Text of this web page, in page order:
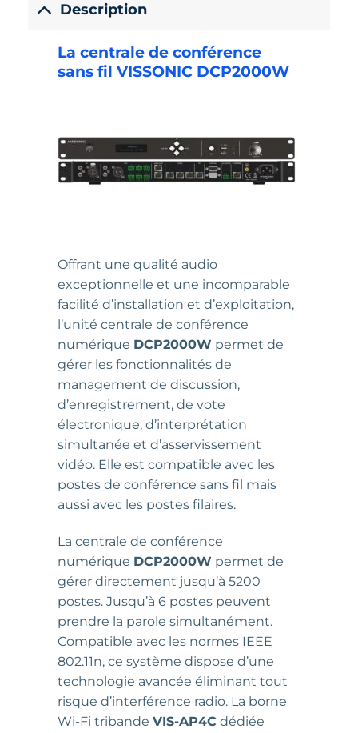
Description
La centrale de conférence
sans fil VISSONIC DCP2000W
Offrant une qualité audio
exceptionnelle et une incomparable
facilité d’installation et d’exploitation,
l’unité centrale de conférence
numérique DCP2000W permet de
gérer les fonctionnalités de
management de discussion,
d’enregistrement, de vote
électronique, d’interprétation
simultanée et d’asservissement
vidéo. Elle est compatible avec les
postes de conférence sans fil mais
aussi avec les postes filaires.
La centrale de conférence
numérique DCP2000W permet de
gérer directement jusqu’à 5200
postes. Jusqu’à 6 postes peuvent
prendre la parole simultanément.
Compatible avec les normes IEEE
802.11n, ce système dispose d’une
technologie avancée éliminant tout
risque d’interférence radio. La borne
Wi-Fi tribande VIS-AP4C dédiée